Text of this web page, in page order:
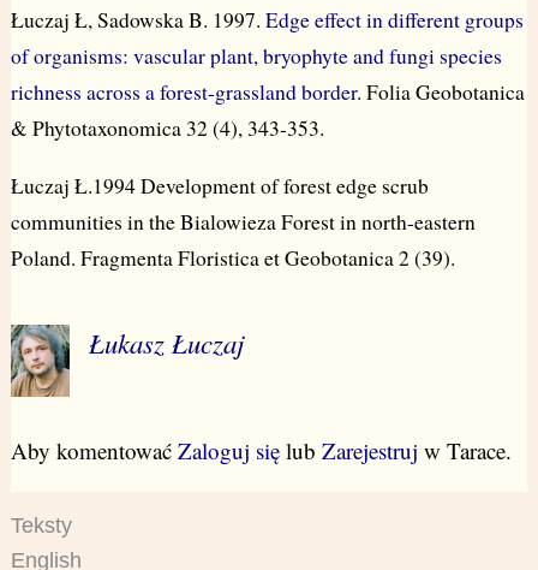
Łuczaj Ł, Sadowska B. 1997. Edge effect in different groups
of organisms: vascular plant, bryophyte and fungi species
richness across a forest-grassland border. Folia Geobotanica
& Phytotaxonomica 32 (4), 343-353.
Łuczaj Ł.1994 Development of forest edge scrub
communities in the Bialowieza Forest in north-eastern
Poland. Fragmenta Floristica et Geobotanica 2 (39).
Łukasz Łuczaj
Aby komentować Zaloguj sięlub Zarejestruj w Tarace.
Teksty
English